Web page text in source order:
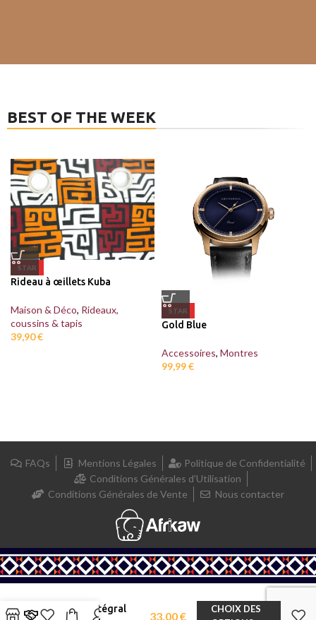
BEST OF THE WEEK
STAR
Rideau à œillets Kuba
Maison & Déco, Rideaux,
coussins & tapis
39,90€
STAR
Gold Blue
Accessoires, Montres
99,99€
FAQs Mentions Légales
Politique de Confidentialité
Conditions Générales d’Utilisation
Conditions Générales de Vente
Nous contacter
Maré tet intégral
33,00€
CHOIX DES